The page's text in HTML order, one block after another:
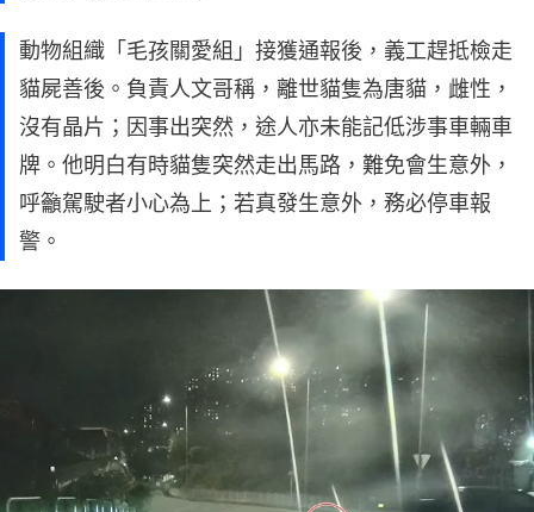
動物組織「毛孩關愛組」接獲通報後，義工趕抵檢走
貓屍善後。負責人文哥稱，離世貓隻為唐貓，雌性，
沒有晶片；因事出突然，途人亦未能記低涉事車輛車
牌。他明白有時貓隻突然走出馬路，難免會生意外，
呼籲駕駛者小心為上；若真發生意外，務必停車報
警。